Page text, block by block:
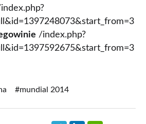
/index.php?
#mundial 2014